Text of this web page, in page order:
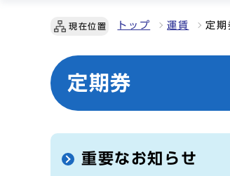
現在位置 トップ 運賃 定期
定期券
重要なお知らせ